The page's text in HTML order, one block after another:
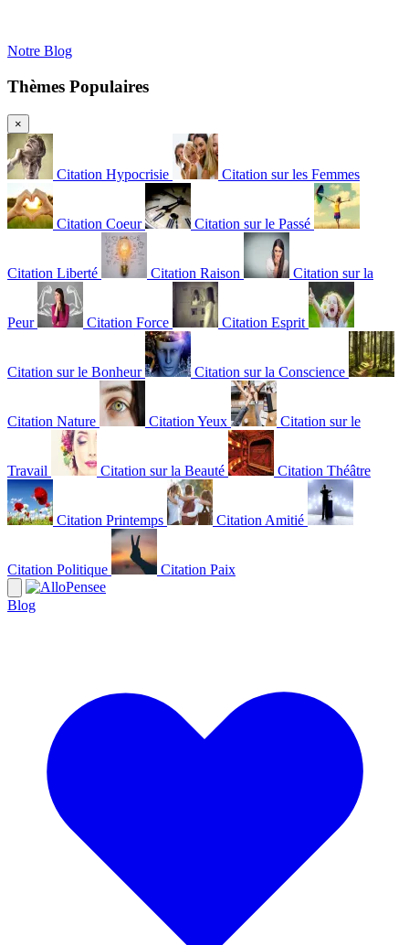
Notre Blog
Thèmes Populaires
×
Citation Hypocrisie Citation sur les Femmes
Citation Coeur Citation sur le Passé
Citation Liberté Citation Raison Citation sur la
Peur Citation Force Citation Esprit
Citation sur le Bonheur Citation sur la Conscience
Citation Nature Citation Yeux Citation sur le
Travail Citation sur la Beauté Citation Théâtre
Citation Printemps Citation Amitié
Citation Politique Citation Paix
Blog